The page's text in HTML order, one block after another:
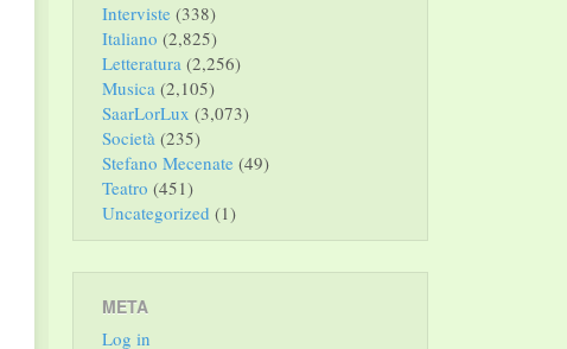
Interviste (338)
Italiano (2,825)
Letteratura (2,256)
Musica (2,105)
SaarLorLux (3,073)
Società (235)
Stefano Mecenate (49)
Teatro (451)
Uncategorized (1)
META
Log in